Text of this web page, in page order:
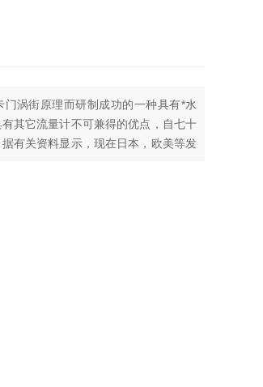
涡街原理而研制成功的一种具有*水
其它流量计不可兼得的优点，自七十
有关资料显示，现在日本，欧美等发
导地位，是孔板流量计Z理想的替代